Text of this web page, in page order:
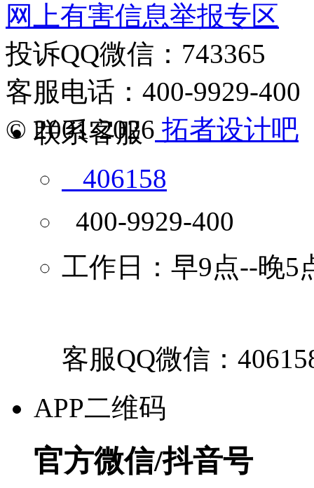
网上有害信息举报专区
投诉QQ微信：743365
客服电话：400-9929-400
© 2001-2026 拓者设计吧
联系客服
406158
400-9929-400
工作日：早9点--晚5
客服QQ微信：
APP二维码
官方微信/抖音号